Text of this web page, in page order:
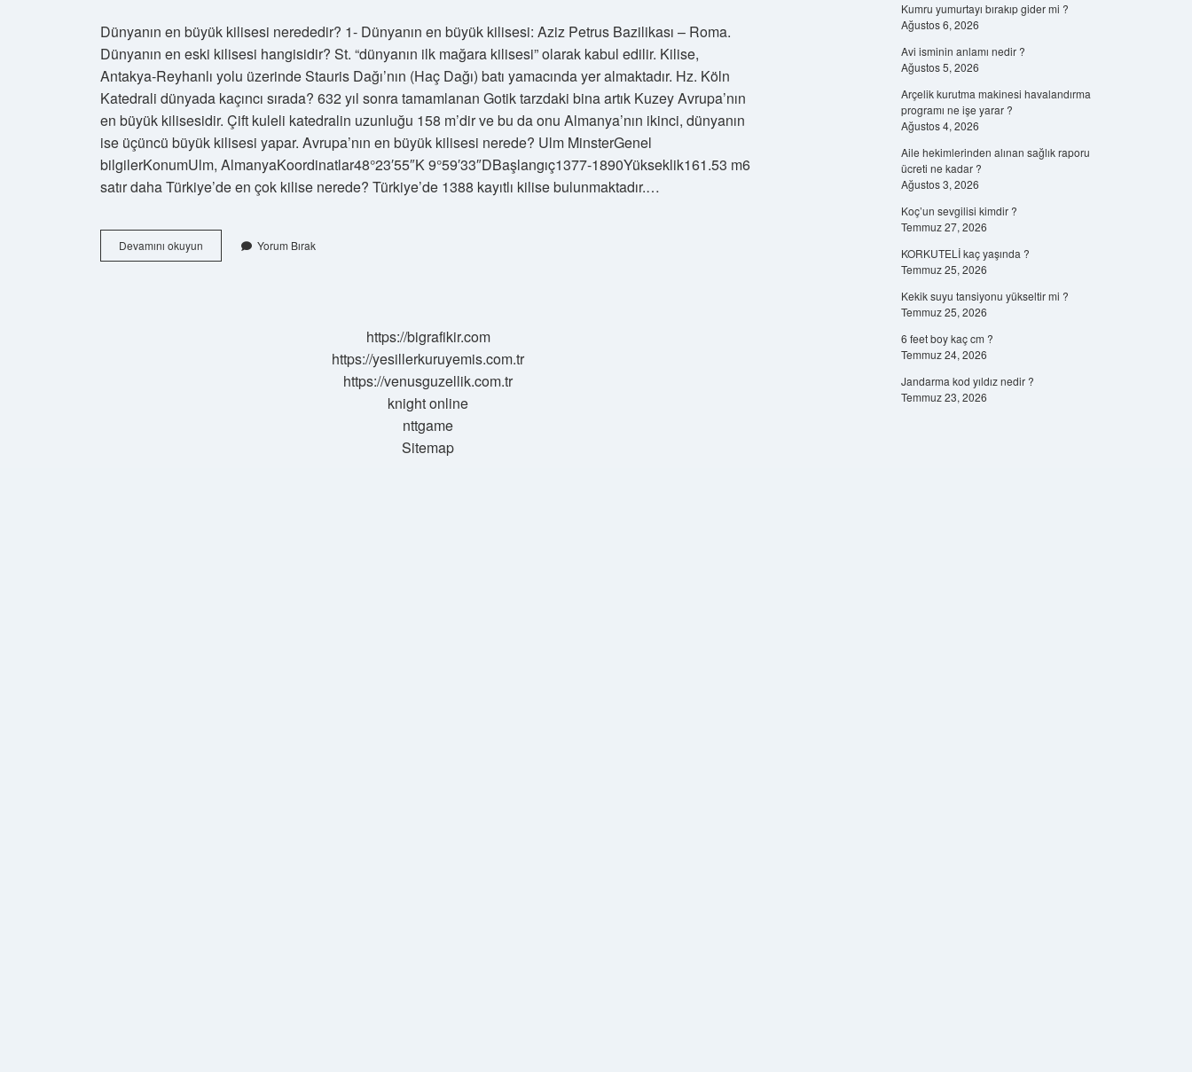
Dünyanın en büyük kilisesi nerededir? 1- Dünyanın en büyük kilisesi: Aziz Petrus Bazilikası – Roma.
Dünyanın en eski kilisesi hangisidir? St. “dünyanın ilk mağara kilisesi” olarak kabul edilir. Kilise,
Antakya-Reyhanlı yolu üzerinde Stauris Dağı’nın (Haç Dağı) batı yamacında yer almaktadır. Hz. Köln
Katedrali dünyada kaçıncı sırada? 632 yıl sonra tamamlanan Gotik tarzdaki bina artık Kuzey Avrupa’nın
en büyük kilisesidir. Çift kuleli katedralin uzunluğu 158 m’dir ve bu da onu Almanya’nın ikinci, dünyanın
ise üçüncü büyük kilisesi yapar. Avrupa’nın en büyük kilisesi nerede? Ulm MinsterGenel
bilgilerKonumUlm, AlmanyaKoordinatlar48°23′55″K 9°59′33″DBaşlangıç1377-1890Yükseklik161.53 m6
satır daha Türkiye’de en çok kilise nerede? Türkiye’de 1388 kayıtlı kilise bulunmaktadır.…
Devamını okuyun Dünyanın
En
Yorum Bırak
https://bigrafikir.com
https://yesillerkuruyemis.com.tr
https://venusguzellik.com.tr
knight online
nttgame
Sitemap
Kumru yumurtayı bırakıp gider mi ?
Ağustos 6, 2026
Avi isminin anlamı nedir ?
Ağustos 5, 2026
Arçelik kurutma makinesi havalandırma
programı ne işe yarar ?
Ağustos 4, 2026
Aile hekimlerinden alınan sağlık raporu
ücreti ne kadar ?
Ağustos 3, 2026
Koç’un sevgilisi kimdir ?
Temmuz 27, 2026
KORKUTELİ kaç yaşında ?
Temmuz 25, 2026
Kekik suyu tansiyonu yükseltir mi ?
Temmuz 25, 2026
6 feet boy kaç cm ?
Temmuz 24, 2026
Jandarma kod yıldız nedir ?
Temmuz 23, 2026